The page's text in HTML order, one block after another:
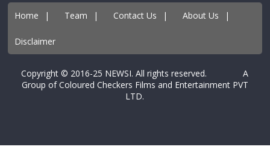
Home | Team | Contact Us | About Us |
Disclaimer
Copyright © 2016-25 NEWSI. All rights reserved. A
Group of Coloured Checkers Films and Entertainment PVT
LTD.